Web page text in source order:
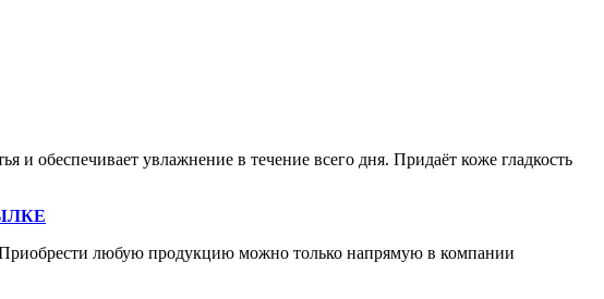
обеспечивает увлажнение в течение всего дня. Придаёт коже гладкость
любую продукцию можно только напрямую в компании